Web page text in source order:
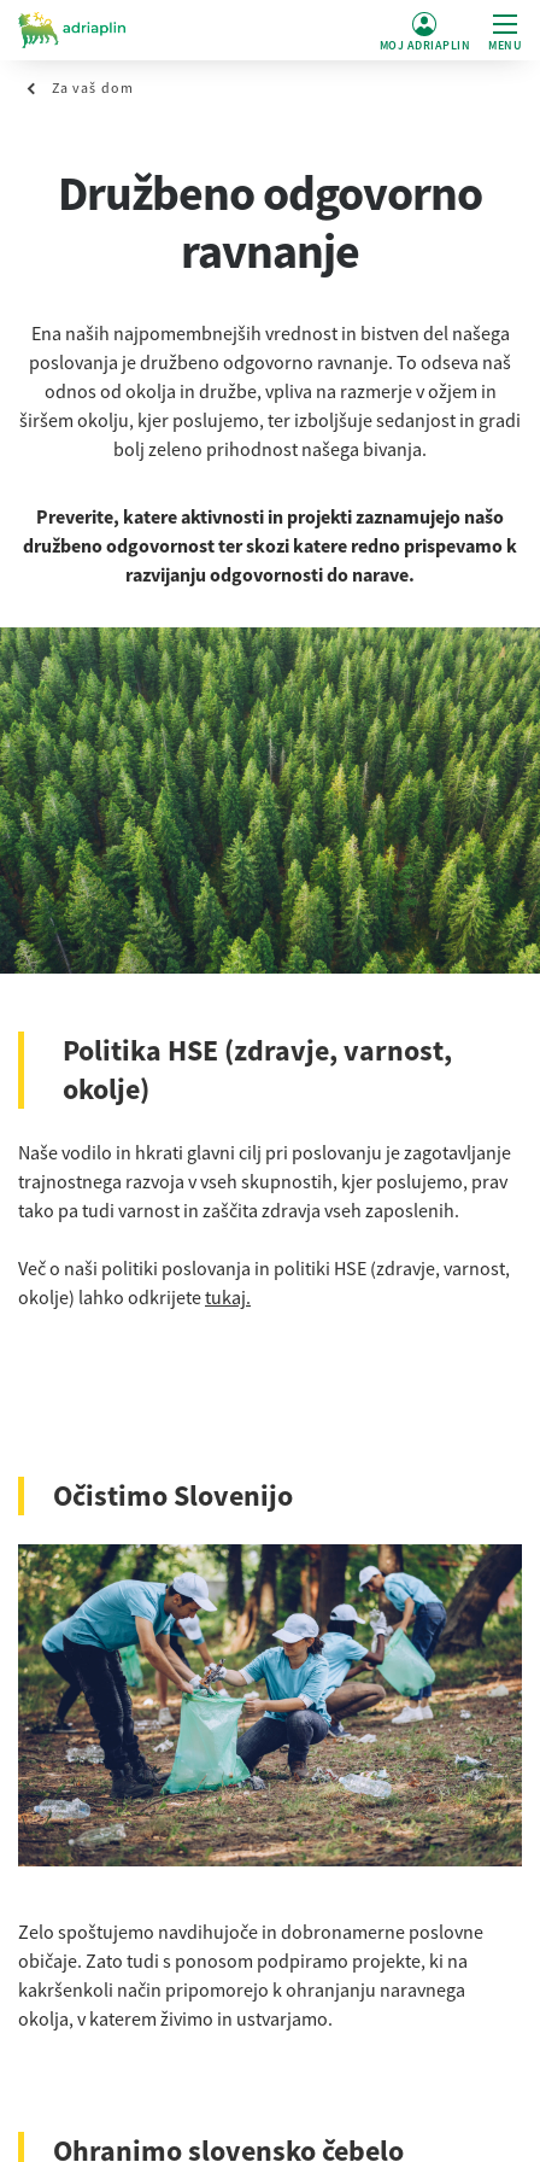
MOJ ADRIAPLIN MENU
Za vaš dom
Družbeno odgovorno
ravnanje
Ena naših najpomembnejših vrednost in bistven del našega
poslovanja je družbeno odgovorno ravnanje. To odseva naš
odnos od okolja in družbe, vpliva na razmerje v ožjem in
širšem okolju, kjer poslujemo, ter izboljšuje sedanjost in gradi
bolj zeleno prihodnost našega bivanja.
Preverite, katere aktivnosti in projekti zaznamujejo našo
družbeno odgovornost ter skozi katere redno prispevamo k
razvijanju odgovornosti do narave.
Politika HSE (zdravje, varnost,
okolje)
Naše vodilo in hkrati glavni cilj pri poslovanju je zagotavljanje
trajnostnega razvoja v vseh skupnostih, kjer poslujemo, prav
tako pa tudi varnost in zaščita zdravja vseh zaposlenih.
Več o naši politiki poslovanja in politiki HSE (zdravje, varnost,
okolje) lahko odkrijetetukaj.
Očistimo Slovenijo
Zelo spoštujemo navdihujoče in dobronamerne poslovne
običaje. Zato tudi s ponosom podpiramo projekte, ki na
kakršenkoli način pripomorejo k ohranjanju naravnega
okolja, v katerem živimo in ustvarjamo.
Ohranimo slovensko čebelo